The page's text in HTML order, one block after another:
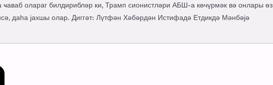
олараг билдирибләр ки, Трамп сионистләри АБШ-а көчүрмәк вә онлары өз
даһа јахшы олар. Диггәт: Лүтфән Хәбәрдән Истифадә Етдикдә Мәнбәјә